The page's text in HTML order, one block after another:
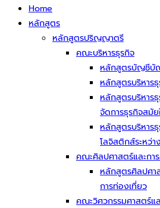
Home
หลักสูตร
หลักสูตรปริญญาตรี
คณะบริหารธุรกิจ
หลักสูตรบัญชีบั
หลักสูตรบริหาร
หลักสูตรบริหาร
จัดการธุรกิจสมัย
หลักสูตรบริหาร
โลจิสติกส์ระหว่า
คณะศิลปศาสตร์และกา
หลักสูตรศิลปศ
การท่องเที่ยว
คณะวิศวกรรมศาสตร์แล